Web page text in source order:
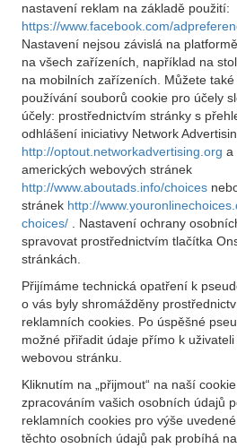
nastavení reklam na základě použití:
https://www.facebook.com/
Nastavení nejsou závislá na
na všech zařízeních, například na
na mobilních zařízeních. Můžete
používání souborů cookie pro účely
účely: prostřednictvím stránky s
odhlášení iniciativy Network
http://optout.networkadvertising.org a
amerických webových stránek
http://www.aboutads.info/choices
stránek http://
choices/
. Nastavení ochrany
spravovat prostřednictvím tlačítka
stránkách.
Přijímáme technická opatření k
o vás byly shromážděny
reklamních cookies. Po úspěšné
možné přiřadit údaje přímo k
webovou stránku.
Kliknutím na „přijmout“ na naší
zpracováním vašich osobních údajů
reklamních cookies pro výše
těchto osobních údajů pak probíhá